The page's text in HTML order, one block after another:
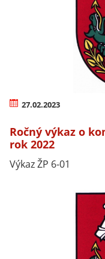
27.02.2023
Ročný výkaz o
rok 2022
Výkaz ŽP 6-01